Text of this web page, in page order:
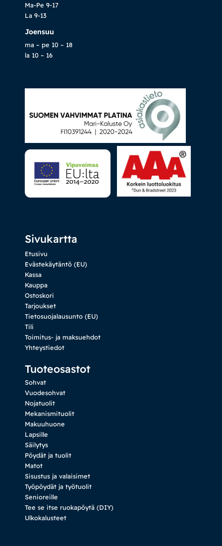
Ma-Pe 9-17
La 9-13
Joensuu
ma – pe 10 – 18
la 10 – 16
Sivukartta
Etusivu
Evästekäytäntö (EU)
Kassa
Kauppa
Ostoskori
Tarjoukset
Tietosuojalausunto (EU)
Tili
Toimitus- ja maksuehdot
Yhteystiedot
Tuoteosastot
Sohvat
Vuodesohvat
Nojatuolit
Mekanismituolit
Makuuhuone
Lapsille
Säilytys
Pöydät ja tuolit
Matot
Sisustus ja valaisimet
Työpöydät ja työtuolit
Senioreille
Tee se itse ruokapöytä (DIY)
Ulkokalusteet